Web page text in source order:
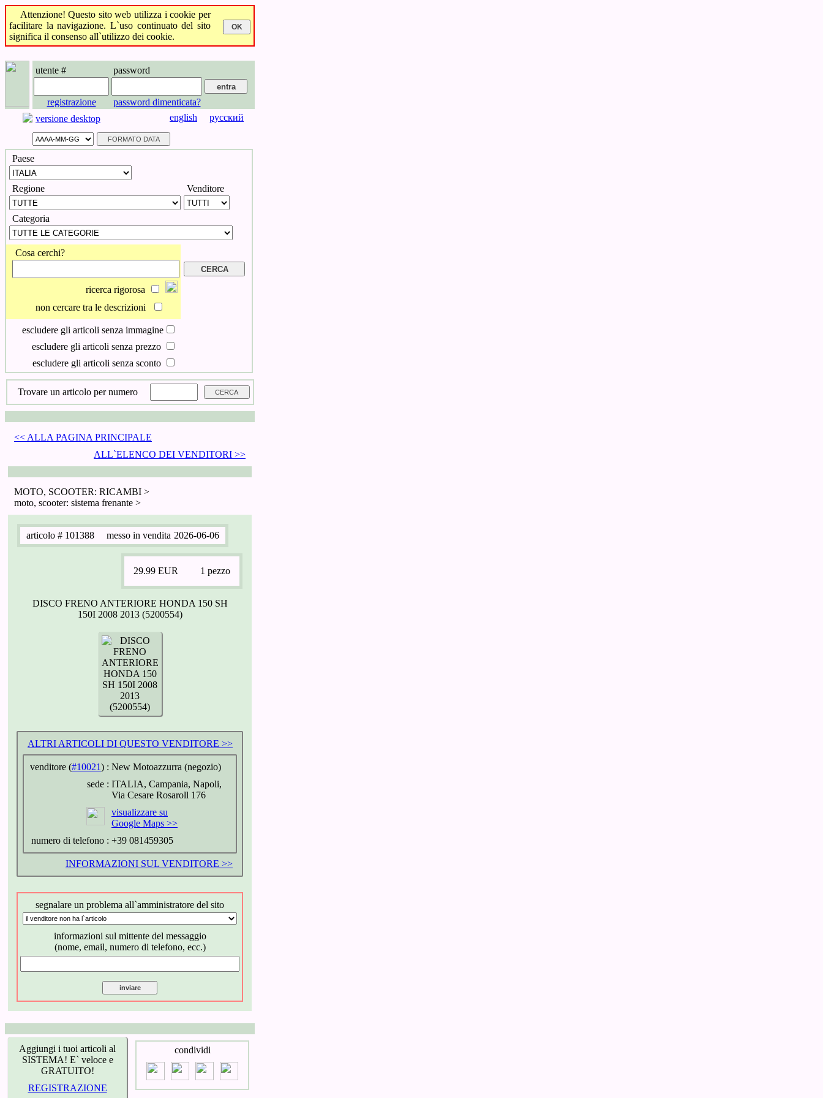
Attenzione! Questo sito web utilizza i cookie per
facilitare la navigazione. L`uso continuato del sito
significa il consenso all`utilizzo dei cookie.
utente # password
registrazione
password dimenticata?
versione desktop
english русский
Paese
Regione Venditore
Categoria
Cosa cerchi?
ricerca rigorosa
non cercare tra le descrizioni
escludere gli articoli senza immagine
escludere gli articoli senza prezzo
escludere gli articoli senza sconto
Trovare un articolo per numero
<< ALLA PAGINA PRINCIPALE
ALL`ELENCO DEI VENDITORI >>
MOTO, SCOOTER: RICAMBI >
moto, scooter: sistema frenante >
articolo # 101388 messo in vendita 2026-06-06
29.99 EUR 1 pezzo
DISCO FRENO ANTERIORE HONDA 150 SH
150I 2008 2013 (5200554)
ALTRI ARTICOLI DI QUESTO VENDITORE >>
venditore (#10021) : New Motoazzurra (negozio)
sede : ITALIA, Campania, Napoli,
Via Cesare Rosaroll 176
visualizzare su
Google Maps >>
numero di telefono : +39 081459305
INFORMAZIONI SUL VENDITORE >>
segnalare un problema all`amministratore del sito
informazioni sul mittente del messaggio
(nome, email, numero di telefono, ecc.)
Aggiungi i tuoi articoli al
SISTEMA! E` veloce e
GRATUITO!
REGISTRAZIONE
condividi